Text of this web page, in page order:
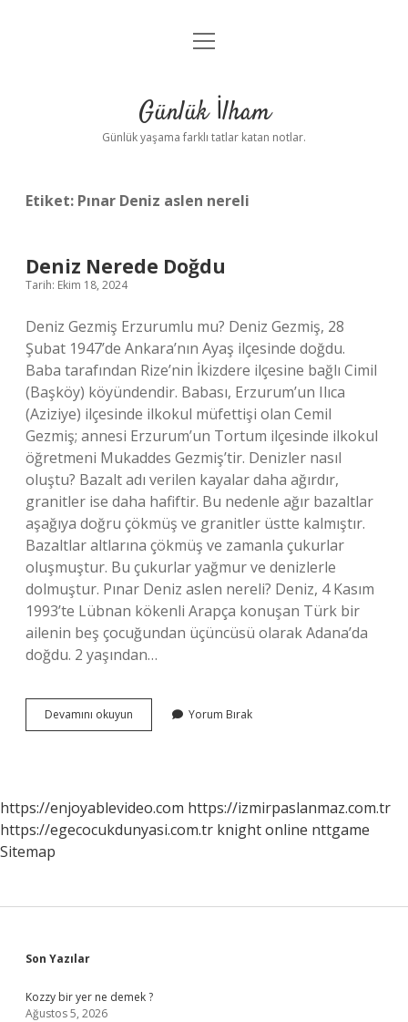
Anasayfa
Yasal Uyarı
menüyü
Günlük İlham
Günlük yaşama farklı tatlar katan notlar.
Etiket: Pınar Deniz aslen nereli
Deniz Nerede Doğdu
Tarih: Ekim 18, 2024
Deniz Gezmiş Erzurumlu mu? Deniz Gezmiş, 28
Şubat 1947’de Ankara’nın Ayaş ilçesinde doğdu.
Baba tarafından Rize’nin İkizdere ilçesine bağlı Cimil
(Başköy) köyündendir. Babası, Erzurum’un Ilıca
(Aziziye) ilçesinde ilkokul müfettişi olan Cemil
Gezmiş; annesi Erzurum’un Tortum ilçesinde ilkokul
öğretmeni Mukaddes Gezmiş’tir. Denizler nasıl
oluştu? Bazalt adı verilen kayalar daha ağırdır,
granitler ise daha hafiftir. Bu nedenle ağır bazaltlar
aşağıya doğru çökmüş ve granitler üstte kalmıştır.
Bazaltlar altlarına çökmüş ve zamanla çukurlar
oluşmuştur. Bu çukurlar yağmur ve denizlerle
dolmuştur. Pınar Deniz aslen nereli? Deniz, 4 Kasım
1993’te Lübnan kökenli Arapça konuşan Türk bir
ailenin beş çocuğundan üçüncüsü olarak Adana’da
doğdu. 2 yaşından…
Devamını okuyun
Nerede
Yorum Bırak
https://enjoyablevideo.com https://izmirpaslanmaz.com.tr
https://egecocukdunyasi.com.tr knight online nttgame
Sitemap
Sidebar
Son Yazılar
Kozzy bir yer ne demek ?
Ağustos 5, 2026